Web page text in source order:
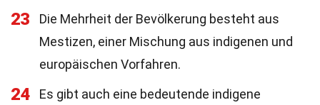
23
Die Mehrheit der Bevölkerung besteht aus
Mestizen, einer Mischung aus indigenen und
europäischen Vorfahren.
24
Es gibt auch eine bedeutende indigene